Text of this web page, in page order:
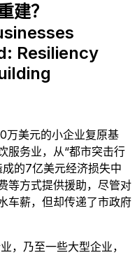
建？
Resiliency
万美元的小企业复原基
服务业，从“都市突击行
的7亿美元经济损失中
等方式提供援助，尽管对
车薪，但却传递了市政府
，乃至一些大型企业，